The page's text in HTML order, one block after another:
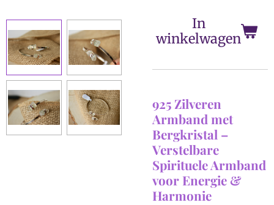
In
winkelwagen
925 Zilveren
Armband met
Bergkristal –
Verstelbare
Spirituele Armband
voor Energie &
Harmonie